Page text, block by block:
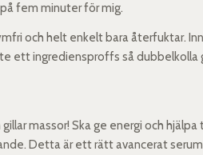
fem minuter för mig.
och helt enkelt bara återfuktar.
ett ingrediensproffs så dubbelkolla
massor! Ska ge energi och
Detta är ett rätt avancerat